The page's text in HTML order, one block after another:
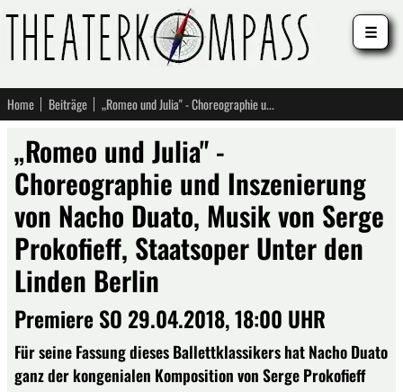
Home Beiträge „Romeo und Julia" - Choreographie und Inszenierung von Nacho Duato, Musik von Serge Prokofieff, Staatsoper Unter den Linden Berlin
„Romeo und Julia" -
Choreographie und Inszenierung
von Nacho Duato, Musik von Serge
Prokofieff, Staatsoper Unter den
Linden Berlin
Premiere SO 29.04.2018, 18:00 UHR
Für seine Fassung dieses Ballettklassikers hat Nacho Duato
ganz der kongenialen Komposition von Serge Prokofieff
☰